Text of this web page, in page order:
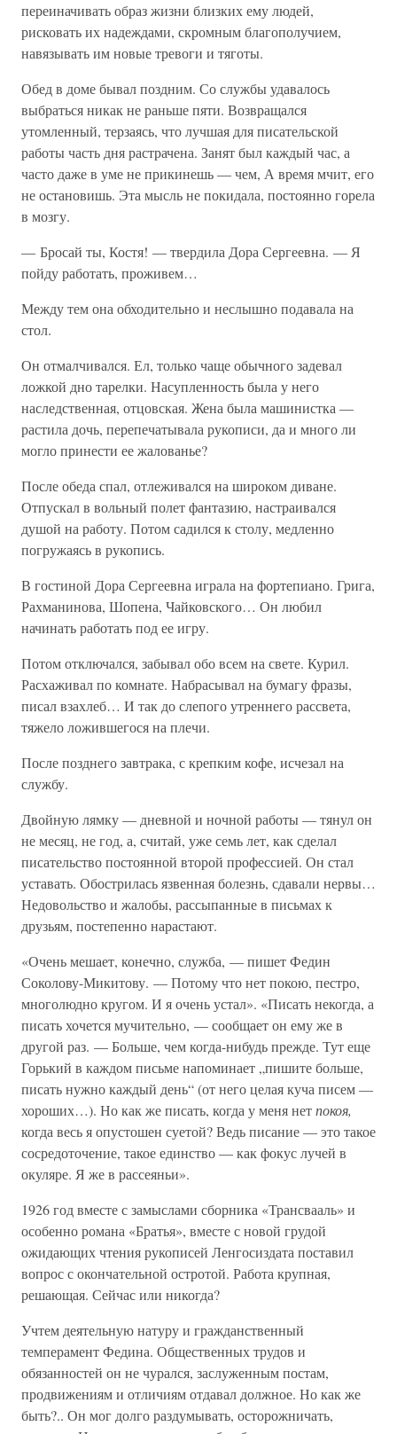
переиначивать образ жизни близких ему людей,
рисковать их надеждами, скромным благополучием,
навязывать им новые тревоги и тяготы.
Обед в доме бывал поздним. Со службы удавалось
выбраться никак не раньше пяти. Возвращался
утомленный, терзаясь, что лучшая для писательской
работы часть дня растрачена. Занят был каждый час, а
часто даже в уме не прикинешь — чем, А время мчит, его
не остановишь. Эта мысль не покидала, постоянно горела
в мозгу.
— Бросай ты, Костя! — твердила Дора Сергеевна. — Я
пойду работать, проживем…
Между тем она обходительно и неслышно подавала на
стол.
Он отмалчивался. Ел, только чаще обычного задевал
ложкой дно тарелки. Насупленность была у него
наследственная, отцовская. Жена была машинистка —
растила дочь, перепечатывала рукописи, да и много ли
могло принести ее жалованье?
После обеда спал, отлеживался на широком диване.
Отпускал в вольный полет фантазию, настраивался
душой на работу. Потом садился к столу, медленно
погружаясь в рукопись.
В гостиной Дора Сергеевна играла на фортепиано. Грига,
Рахманинова, Шопена, Чайковского… Он любил
начинать работать под ее игру.
Потом отключался, забывал обо всем на свете. Курил.
Расхаживал по комнате. Набрасывал на бумагу фразы,
писал взахлеб… И так до слепого утреннего рассвета,
тяжело ложившегося на плечи.
После позднего завтрака, с крепким кофе, исчезал на
службу.
Двойную лямку — дневной и ночной работы — тянул он
не месяц, не год, а, считай, уже семь лет, как сделал
писательство постоянной второй профессией. Он стал
уставать. Обострилась язвенная болезнь, сдавали нервы…
Недовольство и жалобы, рассыпанные в письмах к
друзьям, постепенно нарастают.
«Очень мешает, конечно, служба, — пишет Федин
Соколову-Микитову. — Потому что нет покою, пестро,
многолюдно кругом. И я очень устал». «Писать некогда, а
писать хочется мучительно, — сообщает он ему же в
другой раз. — Больше, чем когда-нибудь прежде. Тут еще
Горький в каждом письме напоминает „пишите больше,
писать нужно каждый день“ (от него целая куча писем —
хороших…). Но как же писать, когда у меня нетпокоя,
когда весь я опустошен суетой? Ведь писание — это такое
сосредоточение, такое единство — как фокус лучей в
окуляре. Я же в рассеяньи».
1926 год вместе с замыслами сборника «Трансвааль» и
особенно романа «Братья», вместе с новой грудой
ожидающих чтения рукописей Ленгосиздата поставил
вопрос с окончательной остротой. Работа крупная,
решающая. Сейчас или никогда?
Учтем деятельную натуру и гражданственный
темперамент Федина. Общественных трудов и
обязанностей он не чурался, заслуженным постам,
продвижениям и отличиям отдавал должное. Но как же
быть?.. Он мог долго раздумывать, осторожничать,